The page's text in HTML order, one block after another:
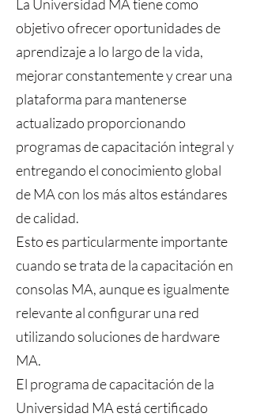
La Universidad MA tiene como
objetivo ofrecer oportunidades de
aprendizaje a lo largo de la vida,
mejorar constantemente y crear una
plataforma para mantenerse
actualizado proporcionando
programas de capacitación integral y
entregando el conocimiento global
de MA con los más altos estándares
de calidad.
Esto es particularmente importante
cuando se trata de la capacitación en
consolas MA, aunque es igualmente
relevante al configurar una red
utilizando soluciones de hardware
MA.
El programa de capacitación de la
Universidad MA está certificado